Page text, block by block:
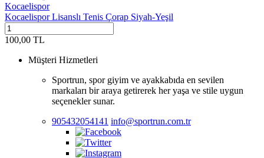
Kocaelispor
Kocaelispor Lisanslı Tenis Çorap Siyah-Yeşil
100,00 TL
Müşteri Hizmetleri
Sportrun, spor giyim ve ayakkabıda en sevilen
markaları bir araya getirerek her yaşa ve stile uygun
seçenekler sunar.
905432054141 info@sportrun.com.tr